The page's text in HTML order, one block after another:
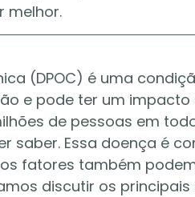
melhor.
(DPOC) é uma
e pode ter um
de pessoas em
saber. Essa doença é
fatores também
discutir os principais